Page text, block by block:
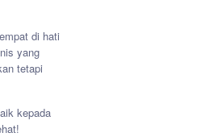
di hati
yang
tetapi
kepada